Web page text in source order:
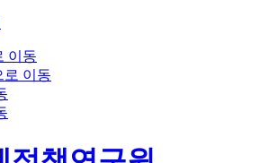
이동
로 이동